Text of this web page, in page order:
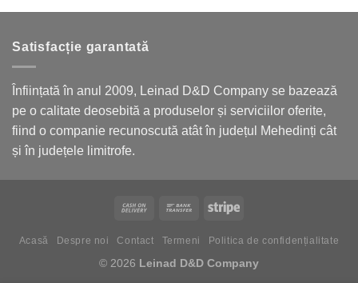
Satisfacție garantată
Înființată în anul 2009, Leinad D&D Company se bazează
pe o calitate deosebită a produselor și serviciilor oferite,
fiind o companie recunoscută atât în județul Mehedinți cât
și în județele limitrofe.
Acasă Despre noi Contact Termeni Politica de confidențialitate
© 2026 Leinad D&D Company